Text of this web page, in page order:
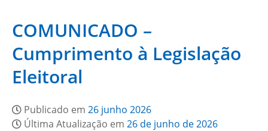
COMUNICADO –
Cumprimento à Legislação
Eleitoral
Publicado em 26 junho 2026
Última Atualização em 26 de junho de 2026